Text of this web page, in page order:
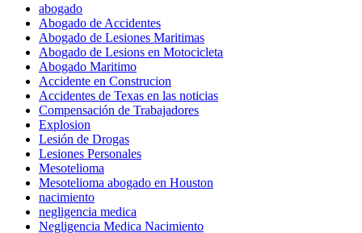
abogado
Abogado de Accidentes
Abogado de Lesiones Maritimas
Abogado de Lesions en Motocicleta
Abogado Maritimo
Accidente en Construcion
Accidentes de Texas en las noticias
Compensación de Trabajadores
Explosion
Lesión de Drogas
Lesiones Personales
Mesotelioma
Mesotelioma abogado en Houston
nacimiento
negligencia medica
Negligencia Medica Nacimiento